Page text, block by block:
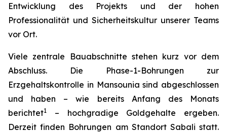
Entwicklung des Projekts und der hohen
Professionalität und Sicherheitskultur unserer Teams
vor Ort.
Viele zentrale Bauabschnitte stehen kurz vor dem
Abschluss. Die Phase-1-Bohrungen zur
Erzgehaltskontrolle in Mansounia sind abgeschlossen
und haben – wie bereits Anfang des Monats
berichtet1
– hochgradige Goldgehalte ergeben.
Derzeit finden Bohrungen am Standort Sabali statt.